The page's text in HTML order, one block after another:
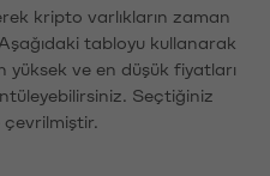
kripto varlıkların zaman
tabloyu kullanarak
yüksek ve en düşük fiyatları
Seçtiğiniz